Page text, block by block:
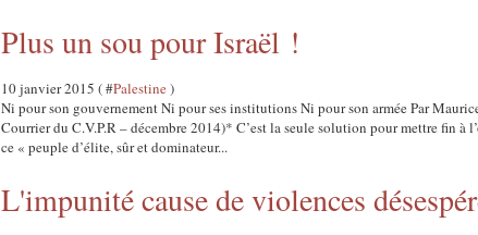
Plus un sou pour Israël !
10 janvier 2015 ( #Palestine)
Ni pour son gouvernement Ni pour ses institutions Ni pour son armée Par
Courrier du C.V.P.R – décembre 2014)* C’est la seule solution pour mettre fin à
ce « peuple d’élite, sûr et dominateur...
L'impunité cause de violences